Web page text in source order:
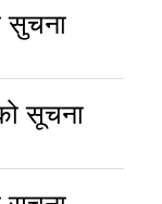
सुचना
सूचना